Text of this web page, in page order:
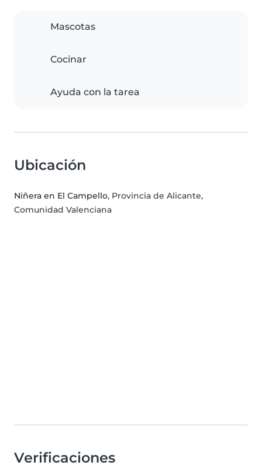
Mascotas
Cocinar
Ayuda con la tarea
Ubicación
Niñera en El Campello, Provincia de Alicante,
Comunidad Valenciana
Verificaciones